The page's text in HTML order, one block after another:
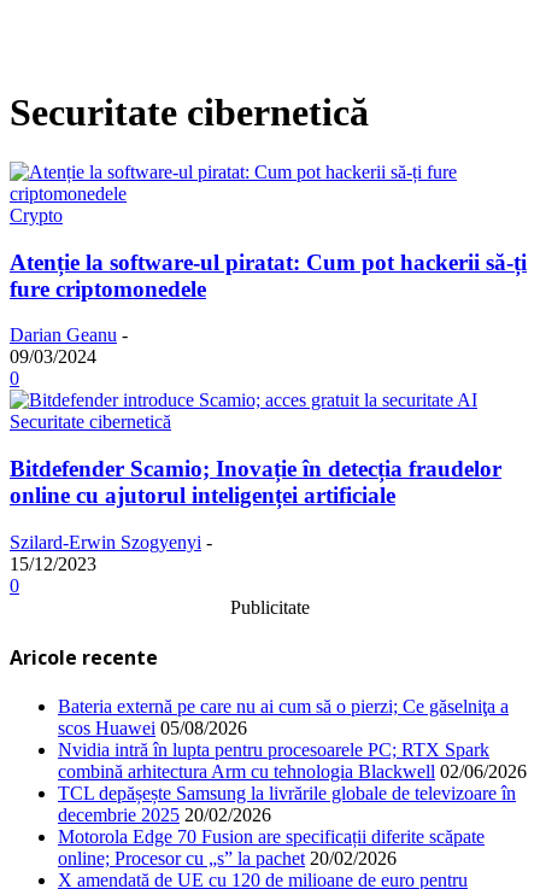
Securitate cibernetică
Crypto
Atenție la software-ul piratat: Cum pot hackerii să-ți
fure criptomonedele
Darian Geanu -
09/03/2024
0
Securitate cibernetică
Bitdefender Scamio; Inovație în detecția fraudelor
online cu ajutorul inteligenței artificiale
Szilard-Erwin Szogyenyi -
15/12/2023
0
Publicitate
Aricole recente
Bateria externă pe care nu ai cum să o pierzi; Ce găselniţa a
scos Huawei 05/08/2026
Nvidia intră în lupta pentru procesoarele PC; RTX Spark
combină arhitectura Arm cu tehnologia Blackwell 02/06/2026
TCL depășește Samsung la livrările globale de televizoare în
decembrie 2025 20/02/2026
Motorola Edge 70 Fusion are specificații diferite scăpate
online; Procesor cu „s” la pachet 20/02/2026
X amendată de UE cu 120 de milioane de euro pentru